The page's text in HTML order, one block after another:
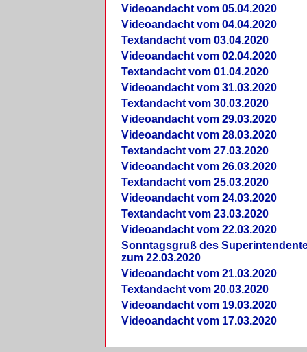
Videoandacht vom 05.04.2020
Videoandacht vom 04.04.2020
Textandacht vom 03.04.2020
Videoandacht vom 02.04.2020
Textandacht vom 01.04.2020
Videoandacht vom 31.03.2020
Textandacht vom 30.03.2020
Videoandacht vom 29.03.2020
Videoandacht vom 28.03.2020
Textandacht vom 27.03.2020
Videoandacht vom 26.03.2020
Textandacht vom 25.03.2020
Videoandacht vom 24.03.2020
Textandacht vom 23.03.2020
Videoandacht vom 22.03.2020
Sonntagsgruß des
zum 22.03.2020
Videoandacht vom 21.03.2020
Textandacht vom 20.03.2020
Videoandacht vom 19.03.2020
Videoandacht vom 17.03.2020